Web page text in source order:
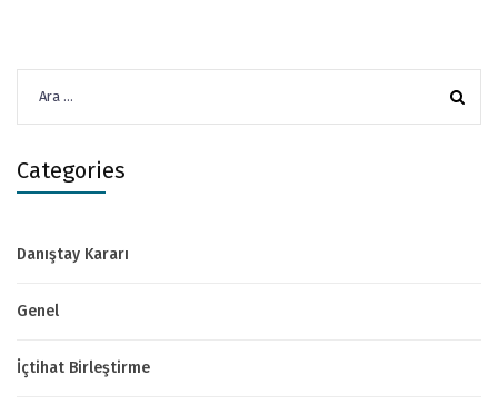
Categories
Danıştay Kararı
Genel
İçtihat Birleştirme